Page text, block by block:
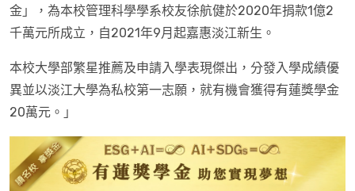
金」，為本校管理科學學系校友徐航健於2020年捐款1億2
千萬元所成立，自2021年9月起嘉惠淡江新生。
本校大學部繁星推薦及申請入學表現傑出，分發入學成績優
異並以淡江大學為私校第一志願，就有機會獲得有蓮獎學金
20萬元。」